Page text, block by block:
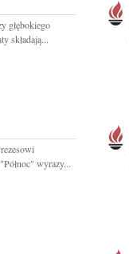
głębokiego
składają...
wyrazy...